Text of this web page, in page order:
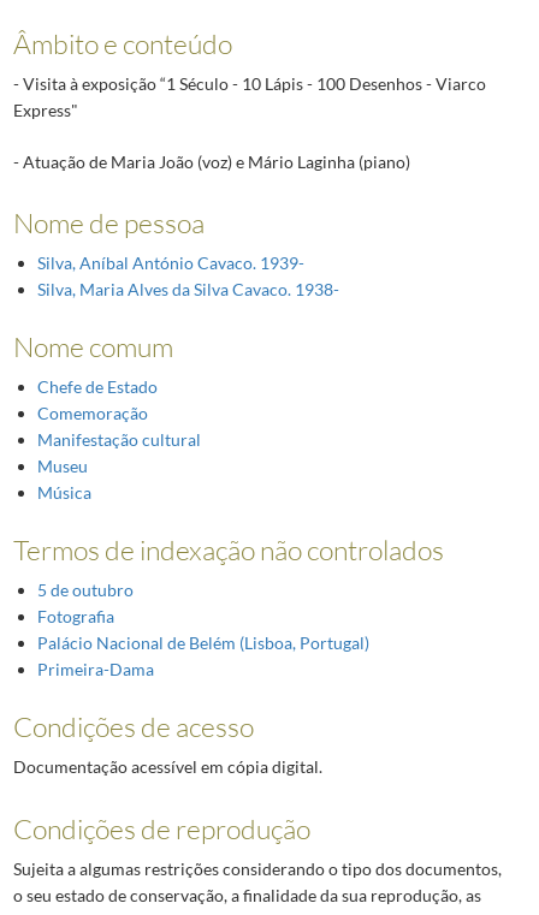
Âmbito e conteúdo
- Visita à exposição “1 Século - 10 Lápis - 100 Desenhos - Viarco
Express"
- Atuação de Maria João (voz) e Mário Laginha (piano)
Nome de pessoa
Silva, Aníbal António Cavaco. 1939-
Silva, Maria Alves da Silva Cavaco. 1938-
Nome comum
Chefe de Estado
Comemoração
Manifestação cultural
Museu
Música
Termos de indexação não controlados
5 de outubro
Fotografia
Palácio Nacional de Belém (Lisboa, Portugal)
Primeira-Dama
Condições de acesso
Documentação acessível em cópia digital.
Condições de reprodução
Sujeita a algumas restrições considerando o tipo dos documentos,
o seu estado de conservação, a finalidade da sua reprodução, as